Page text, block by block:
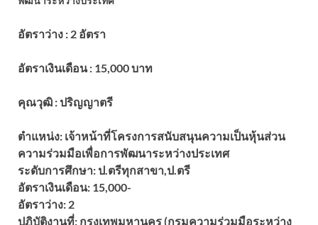
อัตราว่าง : 2 อัตรา
อัตราเงินเดือน : 15,000 บาท
คุณวุฒิ : ปริญญาตรี
ตำแหน่ง: เจ้าหน้าที่โครงการสนับสนุนความเป็นหุ้นส่วน
ความร่วมมือเพื่อการพัฒนาระหว่างประเทศ
ระดับการศึกษา: ป.ตรีทุกสาขา,ป.ตรี
อัตราเงินเดือน: 15,000-
อัตราว่าง: 2
ปฏิบัติงานที่: กรุงเทพมหานคร (กรมความร่วมมือระหว่าง